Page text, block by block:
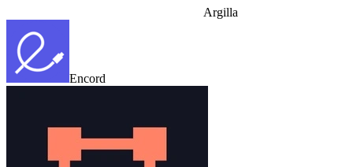
Argilla
Encord